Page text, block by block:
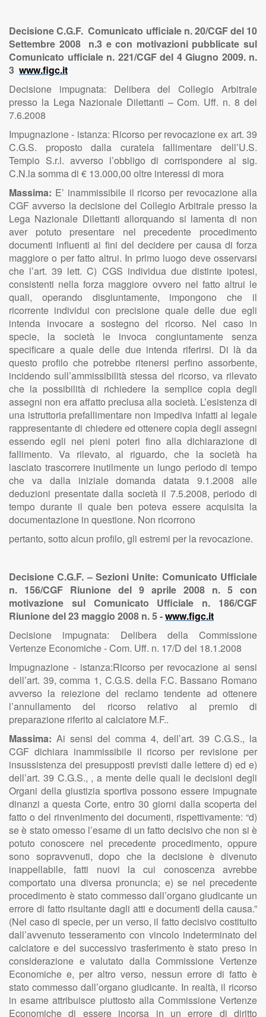
Decisione C.G.F. Comunicato ufficiale n. 20/CGF del 10
Settembre 2008 n.3 e con motivazioni pubblicate sul
Comunicato ufficiale n. 221/CGF del 4 Giugno 2009. n.
3 www.figc.it
Decisione impugnata: Delibera del Collegio Arbitrale
presso la Lega Nazionale Dilettanti – Com. Uff. n. 8 del
7.6.2008
Impugnazione - istanza: Ricorso per revocazione ex art. 39
C.G.S. proposto dalla curatela fallimentare dell’U.S.
Tempio S.r.l. avverso l’obbligo di corrispondere al sig.
C.N.la somma di € 13.000,00 oltre interessi di mora
Massima: E’ inammissibile il ricorso per revocazione alla
CGF avverso la decisione del Collegio Arbitrale presso la
Lega Nazionale Dilettanti allorquando si lamenta di non
aver potuto presentare nel precedente procedimento
documenti influenti ai fini del decidere per causa di forza
maggiore o per fatto altrui. In primo luogo deve osservarsi
che l’art. 39 lett. C) CGS individua due distinte ipotesi,
consistenti nella forza maggiore ovvero nel fatto altrui le
quali, operando disgiuntamente, impongono che il
ricorrente individui con precisione quale delle due egli
intenda invocare a sostegno del ricorso. Nel caso in
specie, la società le invoca congiuntamente senza
specificare a quale delle due intenda riferirsi. Di là da
questo profilo che potrebbe ritenersi perfino assorbente,
incidendo sull’ammissibilità stessa del ricorso, va rilevato
che la possibilità di richiedere la semplice copia degli
assegni non era affatto preclusa alla società. L’esistenza di
una istruttoria prefallimentare non impediva infatti al legale
rappresentante di chiedere ed ottenere copia degli assegni
essendo egli nei pieni poteri fino alla dichiarazione di
fallimento. Va rilevato, al riguardo, che la società ha
lasciato trascorrere inutilmente un lungo periodo di tempo
che va dalla iniziale domanda datata 9.1.2008 alle
deduzioni presentate dalla società il 7.5.2008, periodo di
tempo durante il quale ben poteva essere acquisita la
documentazione in questione. Non ricorrono
pertanto, sotto alcun profilo, gli estremi per la revocazione.
Decisione C.G.F. – Sezioni Unite: Comunicato Ufficiale
n. 156/CGF Riunione del 9 aprile 2008 n. 5 con
motivazione sul Comunicato Ufficiale n. 186/CGF
Riunione del 23 maggio 2008 n. 5 -www.figc.it
Decisione impugnata: Delibera della Commissione
Vertenze Economiche - Com. Uff. n. 17/D del 18.1.2008
Impugnazione - istanza:Ricorso per revocazione ai sensi
dell’art. 39, comma 1, C.G.S. della F.C. Bassano Romano
avverso la reiezione del reclamo tendente ad ottenere
l’annullamento del ricorso relativo al premio di
preparazione riferito al calciatore M.F..
Massima: Ai sensi del comma 4, dell’art. 39 C.G.S., la
CGF dichiara inammissibile il ricorso per revisione per
insussistenza dei presupposti previsti dalle lettere d) ed e)
dell’art. 39 C.G.S., , a mente delle quali le decisioni degli
Organi della giustizia sportiva possono essere impugnate
dinanzi a questa Corte, entro 30 giorni dalla scoperta del
fatto o del rinvenimento dei documenti, rispettivamente: “d)
se è stato omesso l’esame di un fatto decisivo che non si è
potuto conoscere nel precedente procedimento, oppure
sono sopravvenuti, dopo che la decisione è divenuto
inappellabile, fatti nuovi la cui conoscenza avrebbe
comportato una diversa pronuncia; e) se nel precedente
procedimento è stato commesso dall’organo giudicante un
errore di fatto risultante dagli atti e documenti della causa.”
(Nel caso di specie, per un verso, il fatto decisivo costituito
dall’avvenuto tesseramento con vincolo indeterminato del
calciatore e del successivo trasferimento è stato preso in
considerazione e valutato dalla Commissione Vertenze
Economiche e, per altro verso, nessun errore di fatto è
stato commesso dall’organo giudicante. In realtà, il ricorso
in esame attribuisce piuttosto alla Commissione Vertenze
Economiche di essere incorsa in un errore di diritto